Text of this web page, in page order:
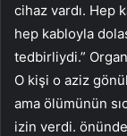
cihaz vardı. Hep
hep kabloyla
tedbirliydi.”
O kişi o aziz
ama ölümünün
izin verdi.